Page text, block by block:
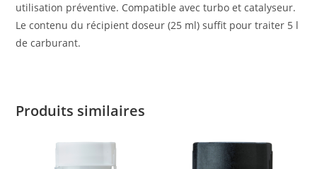
utilisation préventive. Compatible avec turbo et catalyseur.
Le contenu du récipient doseur (25 ml) suffit pour traiter 5 l
de carburant.
Produits similaires